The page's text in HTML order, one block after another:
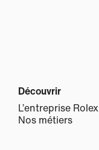
Découvrir
L’entreprise Rolex
Nos métiers